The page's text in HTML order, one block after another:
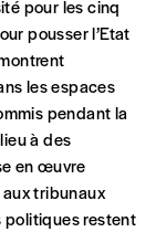
pour les cinq
pousser l’Etat
les espaces
pendant la
à des
en œuvre
tribunaux
politiques restent